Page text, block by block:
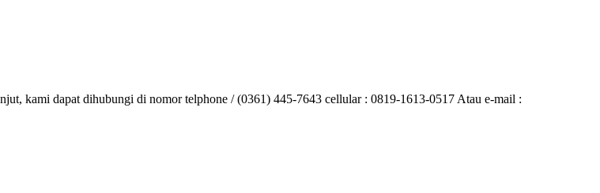
kami dapat dihubungi di nomor telphone / (0361) 445-7643 cellular : 0819-1613-0517 Atau e-mail :